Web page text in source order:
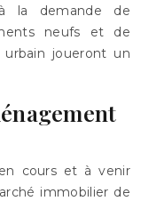
la demande de
neufs et de
urbain joueront un
cours et à venir
immobilier de